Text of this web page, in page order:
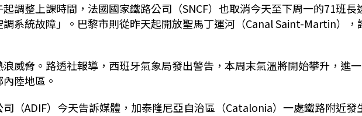
調整上課時間，法國國家鐵路公司（SNCF）也取消今天至下周一的71班長
系統故障」。巴黎市則從昨天起開放聖馬丁運河（Canal Saint-Martin），
威脅。路透社報導，西班牙氣象局發出警告，本周末氣溫將開始攀升，進
陸地區。
（ADIF）今天告訴媒體，加泰隆尼亞自治區（Catalonia）一處鐵路附近發